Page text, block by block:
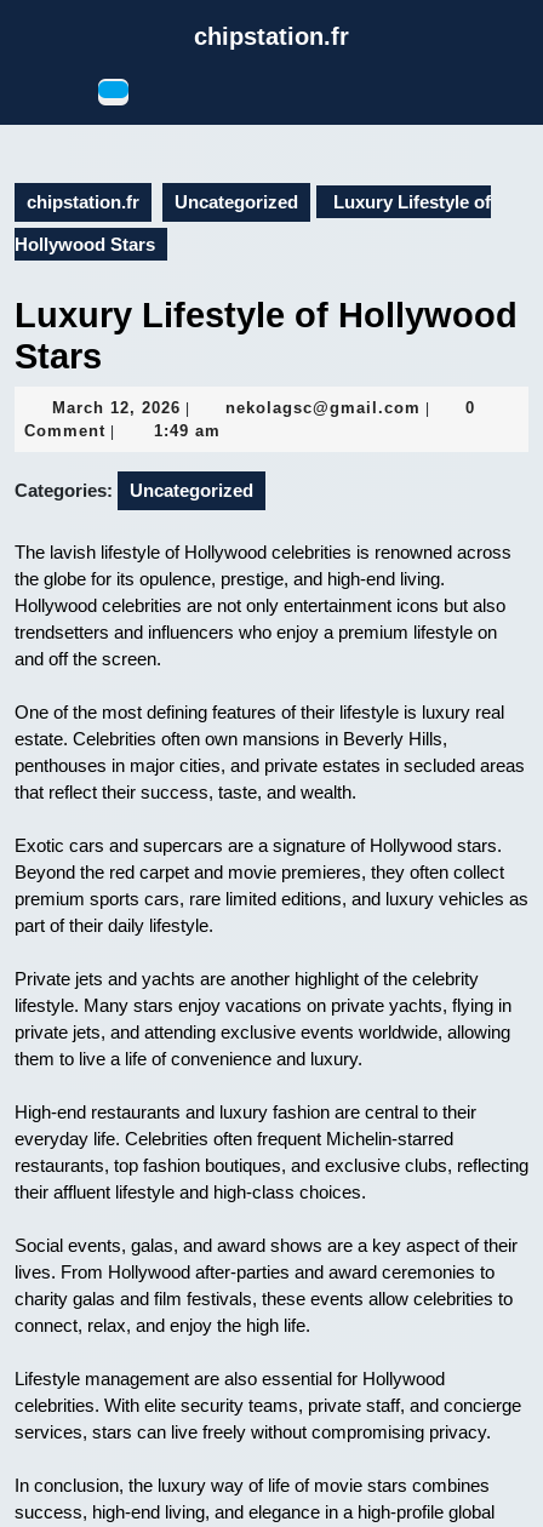
chipstation.fr
Open
chipstation.fr Uncategorized Luxury Lifestyle of
Hollywood Stars
Luxury Lifestyle of Hollywood
Stars
March 12, 2026 March
12,
nekolagsc@gmail.com
0
Comment
1:49 am
Categories: Uncategorized
The lavish lifestyle of Hollywood celebrities is renowned across
the globe for its opulence, prestige, and high-end living.
Hollywood celebrities are not only entertainment icons but also
trendsetters and influencers who enjoy a premium lifestyle on
and off the screen.
One of the most defining features of their lifestyle is luxury real
estate. Celebrities often own mansions in Beverly Hills,
penthouses in major cities, and private estates in secluded areas
that reflect their success, taste, and wealth.
Exotic cars and supercars are a signature of Hollywood stars.
Beyond the red carpet and movie premieres, they often collect
premium sports cars, rare limited editions, and luxury vehicles as
part of their daily lifestyle.
Private jets and yachts are another highlight of the celebrity
lifestyle. Many stars enjoy vacations on private yachts, flying in
private jets, and attending exclusive events worldwide, allowing
them to live a life of convenience and luxury.
High-end restaurants and luxury fashion are central to their
everyday life. Celebrities often frequent Michelin-starred
restaurants, top fashion boutiques, and exclusive clubs, reflecting
their affluent lifestyle and high-class choices.
Social events, galas, and award shows are a key aspect of their
lives. From Hollywood after-parties and award ceremonies to
charity galas and film festivals, these events allow celebrities to
connect, relax, and enjoy the high life.
Lifestyle management are also essential for Hollywood
celebrities. With elite security teams, private staff, and concierge
services, stars can live freely without compromising privacy.
In conclusion, the luxury way of life of movie stars combines
success, high-end living, and elegance in a high-profile global